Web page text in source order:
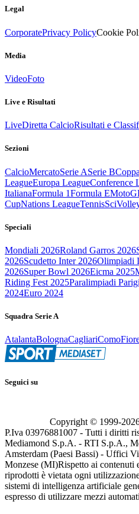
Legal
CorporatePrivacy PolicyCookie
Media
VideoFoto
Live e Risultati
LiveDiretta CalcioRisultati e
Sezioni
CalcioMercatoSerie ASerie B
LeagueEuropa LeagueConference
ItalianaFormula 1Formula E
CupNations LeagueTennisSci
Speciali
Mondiali 2026Roland Garros 2026
2026Scudetto Inter 2026Olimpiadi
2026Super Bowl 2026Eicma 2025
Riding Fest 2025Paralimpiadi
2024Euro 2024
Squadra Serie A
AtalantaBolognaCagliariComo
Seguici su
Copyright © 1999-
P.Iva 03976881007 - Tutti i diritti
Mediamond S.p.A. - RTI S.p.A.,
Amsterdam (Paesi Bassi) - Uffici
Monzese (MI)Rispetto ai contenuti
riprodotti è vietata ogni
sistemi di intelligenza artificiale
espresso di utilizzare mezzi